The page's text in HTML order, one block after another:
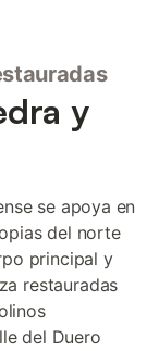
y
se apoya en
del norte
principal y
restauradas
del Duero